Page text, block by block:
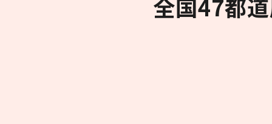
全国47都